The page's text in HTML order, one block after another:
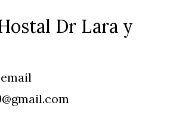
Dr Lara y